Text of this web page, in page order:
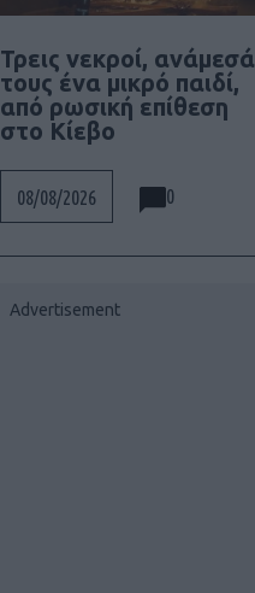
Τρεις νεκροί, ανάμεσά
τους ένα μικρό παιδί,
από ρωσική επίθεση
στο Κίεβο
08/08/2026 0